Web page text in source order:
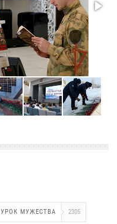
УРОК МУЖЕСТВА 2305